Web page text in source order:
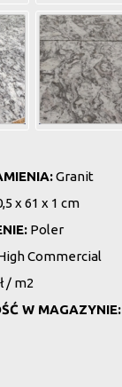
Granit
x 61 x 1 cm
Poler
Commercial
/ m2
W MAGAZYNIE: